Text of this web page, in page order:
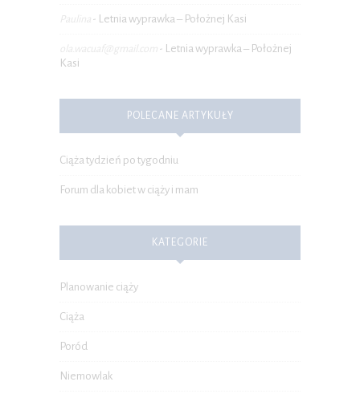
Paulina - Letnia wyprawka – Położnej Kasi
ola.wacuaf@gmail.com - Letnia wyprawka – Położnej
Kasi
POLECANE ARTYKUŁY
Ciąża tydzień po tygodniu
Forum dla kobiet w ciąży i mam
KATEGORIE
Planowanie ciąży
Ciąża
Poród
Niemowlak